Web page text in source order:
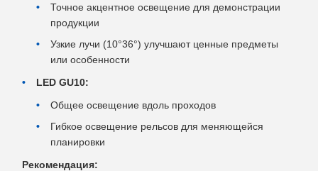
Точное акцентное освещение для демонстрации
продукции
Узкие лучи (10°36°) улучшают ценные предметы
или особенности
LED GU10:
Общее освещение вдоль проходов
Гибкое освещение рельсов для меняющейся
планировки
Рекомендация: